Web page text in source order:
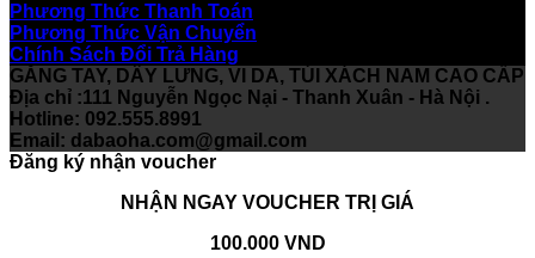
Phương Thức Thanh Toán
Phương Thức Vận Chuyển
Chính Sách Đổi Trả Hàng
GĂNG TAY, DÂY LƯNG, VI DA, TÚI XÁCH NAM CAO CẤP
Địa chỉ :111 Nguyễn Ngọc Nại - Thanh Xuân - Hà Nội .
Hotline: 092.555.8991
Email: dabaoha.com@gmail.com
Đăng ký nhận voucher
NHẬN NGAY VOUCHER TRỊ GIÁ
100.000 VND